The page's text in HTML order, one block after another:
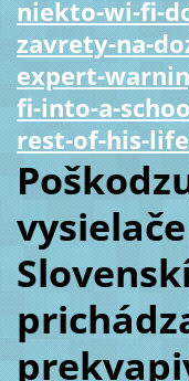
niekto-wi-fi-
zavrety-na-
expert-
fi-into-a-
rest-of-his-